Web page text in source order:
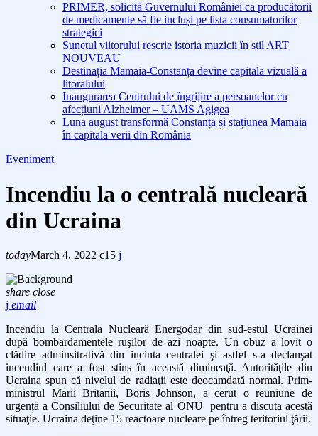
PRIMER, solicită Guvernului României ca producătorii
de medicamente să fie incluși pe lista consumatorilor
strategici
Sunetul viitorului rescrie istoria muzicii în stil ART
NOUVEAU
Destinația Mamaia-Constanța devine capitala vizuală a
litoralului
Inaugurarea Centrului de îngrijire a persoanelor cu
afecțiuni Alzheimer – UAMS Agigea
Luna august transformă Constanța și stațiunea Mamaia
în capitala verii din România
Eveniment
Incendiu la o centrală nucleară
din Ucraina
todayMarch 4, 2022 15
share close
email
Incendiu la Centrala Nucleară Energodar din sud-estul Ucrainei
după bombardamentele ruşilor de azi noapte. Un obuz a lovit o
clădire adminsitrativă din incinta centralei şi astfel s-a declanşat
incendiul care a fost stins în această dimineaţă. Autorităţile din
Ucraina spun că nivelul de radiaţii este deocamdată normal. Prim-
ministrul Marii Britanii, Boris Johnson, a cerut o reuniune de
urgență a Consiliului de Securitate al ONU pentru a discuta acestă
situaţie. Ucraina deţine 15 reactoare nucleare pe întreg teritoriul ţării.